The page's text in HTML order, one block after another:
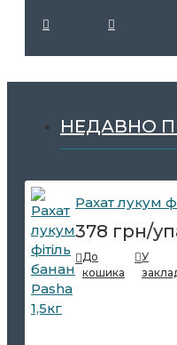
НЕДАВНО
Рахат лукум
378 грн/
До
кошика
У